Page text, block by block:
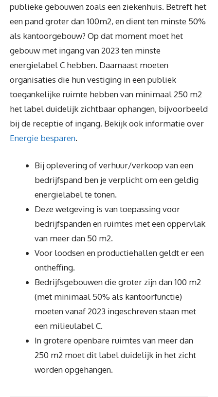
publieke gebouwen zoals een ziekenhuis. Betreft het
een pand groter dan 100m2, en dient ten minste 50%
als kantoorgebouw? Op dat moment moet het
gebouw met ingang van 2023 ten minste
energielabel C hebben. Daarnaast moeten
organisaties die hun vestiging in een publiek
toegankelijke ruimte hebben van minimaal 250 m2
het label duidelijk zichtbaar ophangen, bijvoorbeeld
bij de receptie of ingang. Bekijk ook informatie over
Energie besparen.
Bij oplevering of verhuur/verkoop van een
bedrijfspand ben je verplicht om een geldig
energielabel te tonen.
Deze wetgeving is van toepassing voor
bedrijfspanden en ruimtes met een oppervlak
van meer dan 50 m2.
Voor loodsen en productiehallen geldt er een
ontheffing.
Bedrijfsgebouwen die groter zijn dan 100 m2
(met minimaal 50% als kantoorfunctie)
moeten vanaf 2023 ingeschreven staan met
een milieulabel C.
In grotere openbare ruimtes van meer dan
250 m2 moet dit label duidelijk in het zicht
worden opgehangen.